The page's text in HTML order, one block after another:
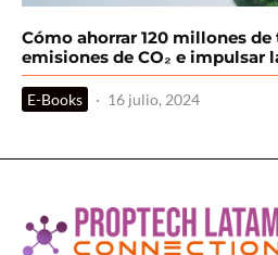
Cómo ahorrar 120 millones
emisiones de CO₂ e impulsar
E-Books · 16 julio, 2024